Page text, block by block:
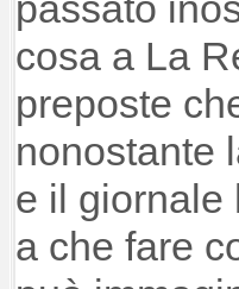
cosa a La
preposte
nonostante
e il giornale
a che fare